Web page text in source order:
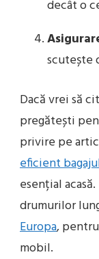
decât o
scutește
Dacă vrei să
pregătești
privire pe
eficient
esențial
drumurilor
Europa,
mobil.